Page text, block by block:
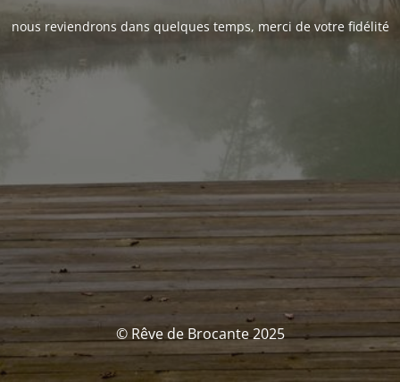
nous reviendrons dans quelques temps, merci de votre fidélité
© Rêve de Brocante 2025